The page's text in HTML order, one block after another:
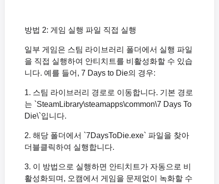
방법 2: 게임 실행 파일 직접 실행
일부 게임은 스팀 라이브러리 폴더에서 실행 파일
을 직접 실행하여 안티치트를 비활성화할 수 있습
니다. 예를 들어, 7 Days to Die의 경우:
1. 스팀 라이브러리 경로로 이동합니다. 기본 경로
는 `SteamLibrary\steamapps\common\7 Days To
Die\`입니다.
2. 해당 폴더에서 `7DaysToDie.exe` 파일을 찾아
더블클릭하여 실행합니다.
3. 이 방법으로 실행하면 안티치트가 자동으로 비
활성화되며, 오캠에서 게임을 문제없이 녹화할 수